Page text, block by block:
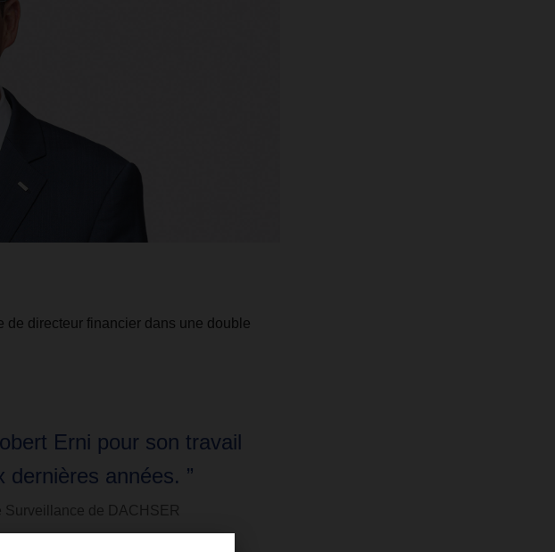
de directeur financier dans une double
Erni pour son travail
années. ”
Surveillance de DACHSER